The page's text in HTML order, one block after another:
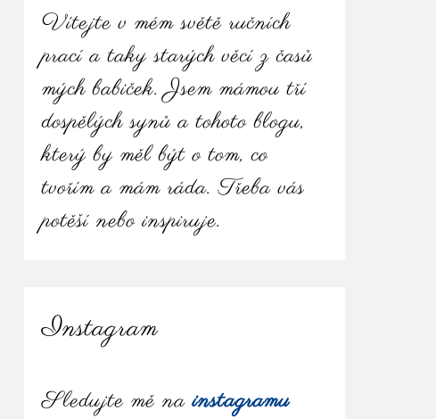
Vítejte v mém světě ručních
prací a taky starých věcí z časů
mých babiček. Jsem mámou tří
dospělých synů a tohoto blogu,
který by měl být o tom, co
tvořím a mám ráda. Třeba vás
potěší nebo inspiruje.
Instagram
Sledujte mě nainstagramu